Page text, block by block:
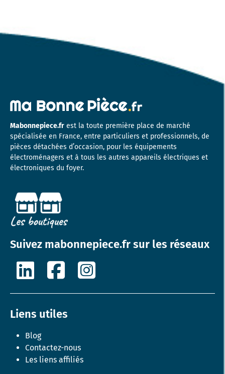
Mabonnepiece.fr est la toute première place de marché
spécialisée en France, entre particuliers et professionnels, de
pièces détachées d’occasion, pour les équipements
électroménagers et à tous les autres appareils électriques et
électroniques du foyer.
Suivez mabonnepiece.fr sur les réseaux
Liens utiles
Blog
Contactez-nous
Les liens affiliés